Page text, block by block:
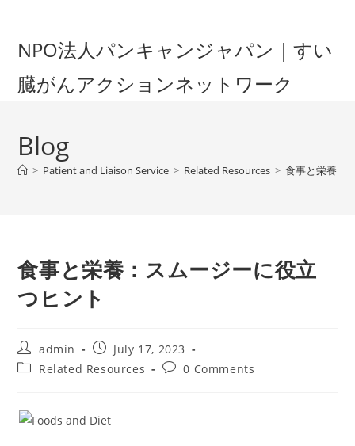
contentNPO法人パンキャンジャパン｜すい
臓がんアクションネットワーク
Blog
> Patient and Liaison Service > Related Resources > 食事と栄養：
食事と栄養：スムージーに役立
つヒント
Post
author:
admin
Post
published:
July 17, 2023
PostRelated Resources
Post0 Comments